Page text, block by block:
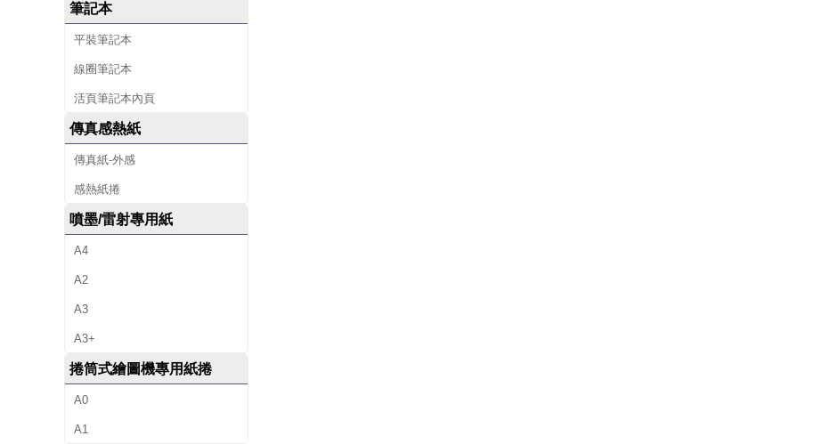
筆記本
平裝筆記本
線圈筆記本
活頁筆記本內頁
傳真感熱紙
傳真紙-外感
感熱紙捲
噴墨/雷射專用紙
A4
A2
A3
A3+
捲筒式繪圖機專用紙捲
A0
A1